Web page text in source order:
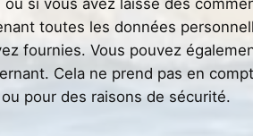
si vous avez laissé des
toutes les données
fournies. Vous pouvez
Cela ne prend pas en
pour des raisons de sécurité.